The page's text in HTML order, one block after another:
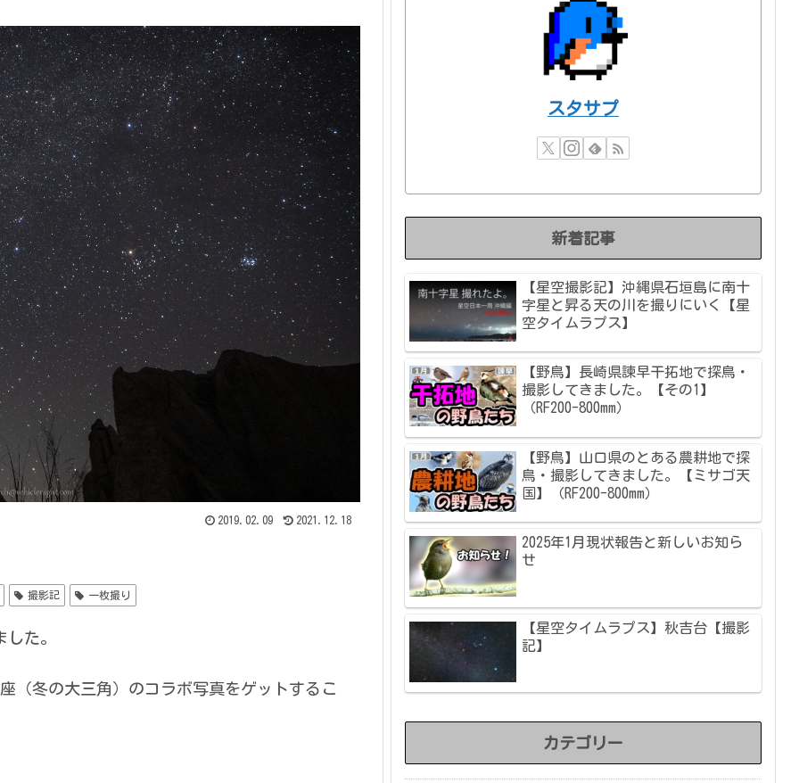
2019.02.09 2021.12.18
撮影記 一枚撮り
た。
（冬の大三角）のコラボ写真をゲットするこ
スタサプ
新着記事
【星空撮影記】沖縄県石垣島に南十
字星と昇る天の川を撮りにいく【星
空タイムラプス】
【野鳥】長崎県諫早干拓地で探鳥・
撮影してきました。【その1】
（RF200-800mm）
【野鳥】山口県のとある農耕地で探
鳥・撮影してきました。【ミサゴ天
国】（RF200-800mm）
2025年1月現状報告と新しいお知ら
せ
【星空タイムラプス】秋吉台【撮影
記】
カテゴリー